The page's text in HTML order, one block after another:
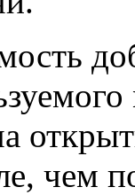
чем